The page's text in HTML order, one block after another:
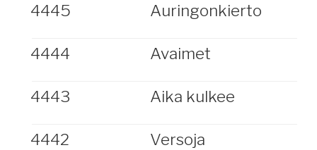
4445 Auringonkierto
4444 Avaimet
4443 Aika kulkee
4442 Versoja